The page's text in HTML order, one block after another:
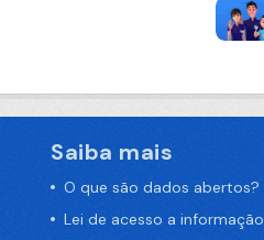
Saiba mais
O que são dados abertos?
Lei de acesso a informação